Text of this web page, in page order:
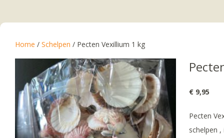
Home / Schelpen / Pecten Vexillium 1 kg
€ 9,95
Pecten
schelpen